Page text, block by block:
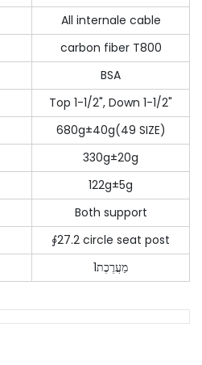
All internale cable
carbon fiber T800
BSA
Top 1-1/2", Down 1-1/2"
680g±40g(49 SIZE)
330g±20g
122g±5g
Both support
∮27.2 circle seat post
1מַעֲרֶכֶת